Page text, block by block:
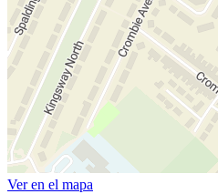
Ver en el mapa